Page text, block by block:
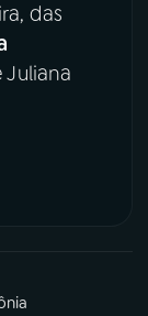
das
Juliana